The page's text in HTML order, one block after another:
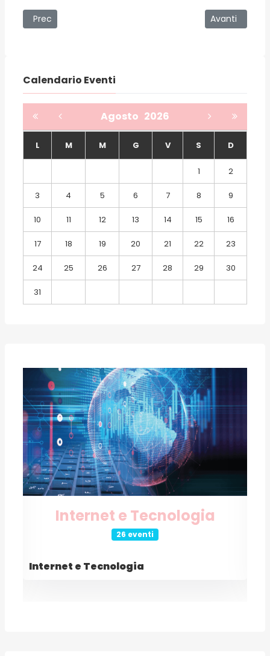
Articolo precedente: “Ero straniero e mi avete accolto”:
Prec Articolo
Avanti
Calendario Eventi
Agosto 2026
L M M G V S D
1 2
3 4 5 6 7 8 9
10 11 12 13 14 15 16
17 18 19 20 21 22 23
24 25 26 27 28 29 30
31
Internet e Tecnologia
26 eventi
Internet e Tecnologia